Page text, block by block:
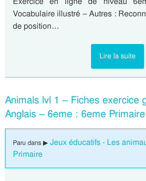
Vocabulaire illustré – Autres :
de position…
Lire la suite
Animals lvl 1 – Fiches exercice
Anglais – 6eme : 6eme Primaire
Paru dans ▶ Jeux éducatifs - Les
Primaire